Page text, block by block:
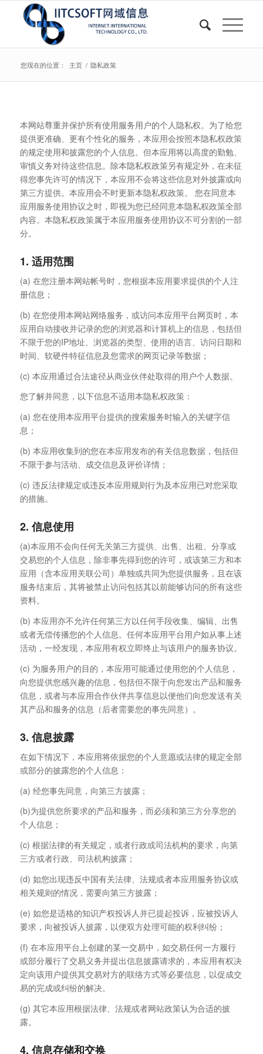
您现在的位置： 主页 / 隐私政策
本网站尊重并保护所有使用服务用户的个人隐私权。为了给您
提供更准确、更有个性化的服务，本应用会按照本隐私权政策
的规定使用和披露您的个人信息。但本应用将以高度的勤勉、
审慎义务对待这些信息。除本隐私权政策另有规定外，在未征
得您事先许可的情况下，本应用不会将这些信息对外披露或向
第三方提供。本应用会不时更新本隐私权政策。 您在同意本
应用服务使用协议之时，即视为您已经同意本隐私权政策全部
内容。本隐私权政策属于本应用服务使用协议不可分割的一部
分。
1. 适用范围
(a) 在您注册本网站帐号时，您根据本应用要求提供的个人注
册信息；
(b) 在您使用本网站网络服务，或访问本应用平台网页时，本
应用自动接收并记录的您的浏览器和计算机上的信息，包括但
不限于您的IP地址、浏览器的类型、使用的语言、访问日期和
时间、软硬件特征信息及您需求的网页记录等数据；
(c) 本应用通过合法途径从商业伙伴处取得的用户个人数据。
您了解并同意，以下信息不适用本隐私权政策：
(a) 您在使用本应用平台提供的搜索服务时输入的关键字信
息；
(b) 本应用收集到的您在本应用发布的有关信息数据，包括但
不限于参与活动、成交信息及评价详情；
(c) 违反法律规定或违反本应用规则行为及本应用已对您采取
的措施。
2. 信息使用
(a)本应用不会向任何无关第三方提供、出售、出租、分享或
交易您的个人信息，除非事先得到您的许可，或该第三方和本
应用（含本应用关联公司）单独或共同为您提供服务，且在该
服务结束后，其将被禁止访问包括其以前能够访问的所有这些
资料。
(b) 本应用亦不允许任何第三方以任何手段收集、编辑、出售
或者无偿传播您的个人信息。任何本应用平台用户如从事上述
活动，一经发现，本应用有权立即终止与该用户的服务协议。
(c) 为服务用户的目的，本应用可能通过使用您的个人信息，
向您提供您感兴趣的信息，包括但不限于向您发出产品和服务
信息，或者与本应用合作伙伴共享信息以便他们向您发送有关
其产品和服务的信息（后者需要您的事先同意）。
3. 信息披露
在如下情况下，本应用将依据您的个人意愿或法律的规定全部
或部分的披露您的个人信息：
(a) 经您事先同意，向第三方披露；
(b)为提供您所要求的产品和服务，而必须和第三方分享您的
个人信息；
(c) 根据法律的有关规定，或者行政或司法机构的要求，向第
三方或者行政、司法机构披露；
(d) 如您出现违反中国有关法律、法规或者本应用服务协议或
相关规则的情况，需要向第三方披露；
(e) 如您是适格的知识产权投诉人并已提起投诉，应被投诉人
要求，向被投诉人披露，以便双方处理可能的权利纠纷；
(f) 在本应用平台上创建的某一交易中，如交易任何一方履行
或部分履行了交易义务并提出信息披露请求的，本应用有权决
定向该用户提供其交易对方的联络方式等必要信息，以促成交
易的完成或纠纷的解决。
(g) 其它本应用根据法律、法规或者网站政策认为合适的披
露。
4. 信息存储和交换